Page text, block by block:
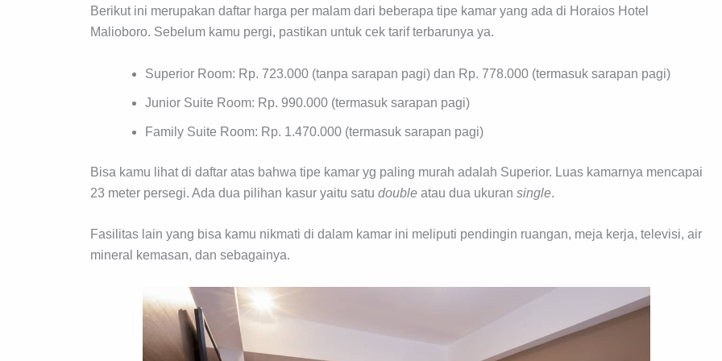
Berikut ini merupakan daftar harga per malam dari beberapa tipe kamar yang ada di Horaios Hotel
Malioboro. Sebelum kamu pergi, pastikan untuk cek tarif terbarunya ya.
Superior Room: Rp. 723.000 (tanpa sarapan pagi) dan Rp. 778.000 (termasuk sarapan pagi)
Junior Suite Room: Rp. 990.000 (termasuk sarapan pagi)
Family Suite Room: Rp. 1.470.000 (termasuk sarapan pagi)
Bisa kamu lihat di daftar atas bahwa tipe kamar yg paling murah adalah Superior. Luas kamarnya mencapai
23 meter persegi. Ada dua pilihan kasur yaitu satu double atau dua ukuran single.
Fasilitas lain yang bisa kamu nikmati di dalam kamar ini meliputi pendingin ruangan, meja kerja, televisi, air
mineral kemasan, dan sebagainya.